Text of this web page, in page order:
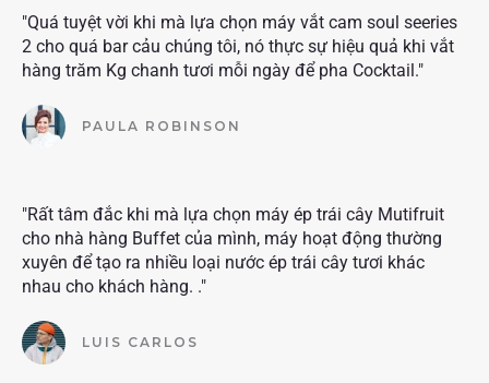
"Quá tuyệt vời khi mà lựa chọn máy vắt cam soul seeries
2 cho quá bar cảu chúng tôi, nó thực sự hiệu quả khi vắt
hàng trăm Kg chanh tươi mỗi ngày để pha Cocktail."
PAULA ROBINSON
"Rất tâm đắc khi mà lựa chọn máy ép trái cây Mutifruit
cho nhà hàng Buffet của mình, máy hoạt động thường
xuyên để tạo ra nhiều loại nước ép trái cây tươi khác
nhau cho khách hàng. ."
LUIS CARLOS